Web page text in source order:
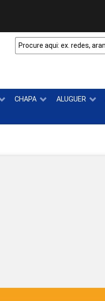
CHAPA ALUGUER